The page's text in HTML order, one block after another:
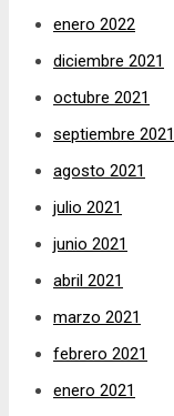
enero 2022
diciembre 2021
octubre 2021
septiembre 2021
agosto 2021
julio 2021
junio 2021
abril 2021
marzo 2021
febrero 2021
enero 2021